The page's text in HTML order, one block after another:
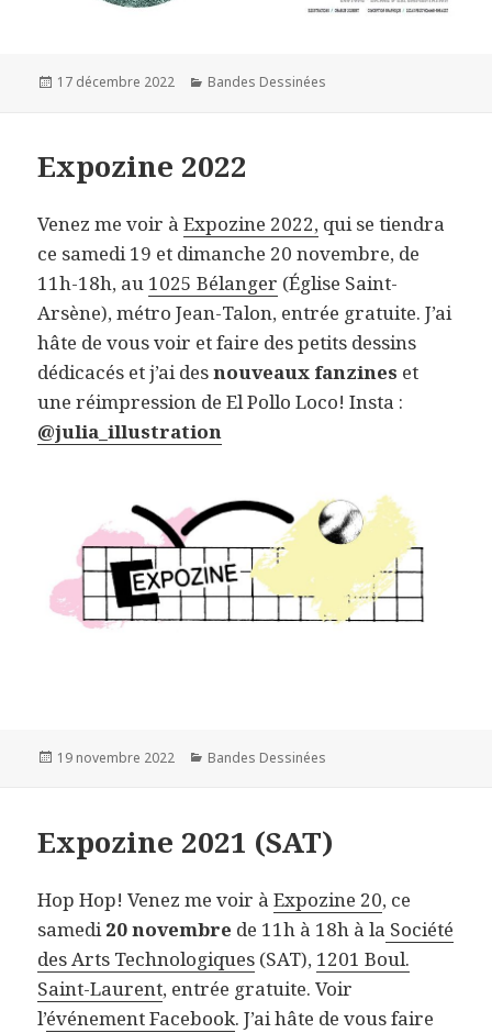
Publié
17 décembre 2022 Catégories
Bandes Dessinées
Expozine 2022
Venez me voir àExpozine 2022, qui se tiendra
ce samedi 19 et dimanche 20 novembre, de
11h-18h, au 1025 Bélanger (Église Saint-
Arsène), métro Jean-Talon, entrée gratuite. J’ai
hâte de vous voir et faire des petits dessins
dédicacés et j’ai desnouveaux fanzines et
une réimpression de El Pollo Loco! Insta :
@julia_illustration
Publié
19 novembre 2022 Catégories
Bandes Dessinées
Expozine 2021 (SAT)
Hop Hop! Venez me voir àExpozine 20, ce
samedi20 novembre de 11h à 18h à la Société
des Arts Technologiques (SAT), 1201 Boul.
Saint-Laurent, entrée gratuite. Voir
l’événement Facebook. J’ai hâte de vous faire